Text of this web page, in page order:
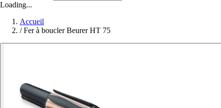
Loading...
Accueil
/ Fer à boucler Beurer HT 75